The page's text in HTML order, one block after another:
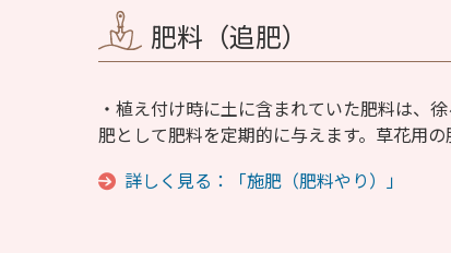
肥料（追肥）
植え付け時に土に含まれていた肥料は、
肥として肥料を定期的に与えます。草花用の
詳しく見る：「施肥（肥料やり）」